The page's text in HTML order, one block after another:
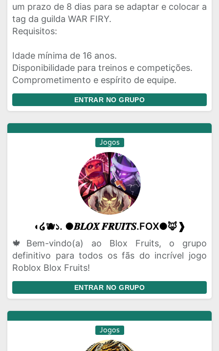
um prazo de 8 dias para se adaptar e colocar a
tag da guilda WAR FIRY.
Requisitos:
Idade mínima de 16 anos.
Disponibilidade para treinos e competições.
Comprometimento e espírito de equipe.
ENTRAR NO GRUPO
Jogos
◖໒🫐১. ●𝑩𝑳𝑶𝑿 𝑭𝑹𝑼𝑰𝑻𝑺.FOX●🦊❱
🍁Bem-vindo(a) ao Blox Fruits, o grupo
definitivo para todos os fãs do incrível jogo
Roblox Blox Fruits!
ENTRAR NO GRUPO
Jogos